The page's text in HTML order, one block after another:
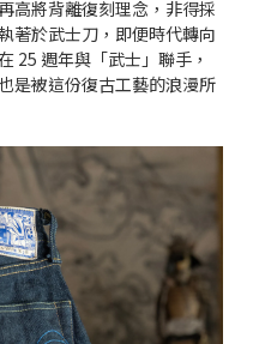
高將背離復刻理念，非得採
著於武士刀，即便時代轉向
25 週年與「武士」聯手，
是被這份復古工藝的浪漫所